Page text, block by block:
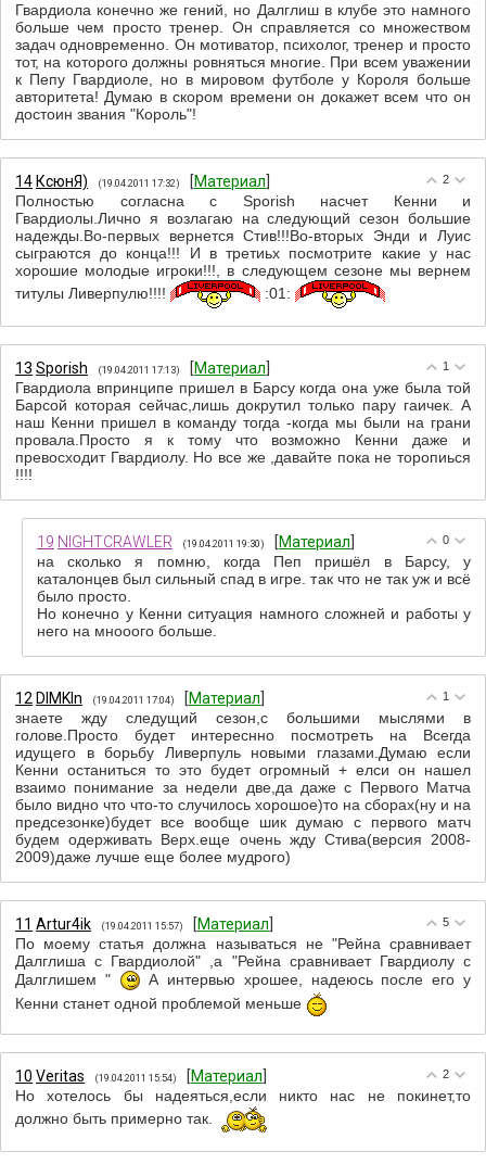
Гвардиола конечно же гений, но Далглиш в клубе это намного
больше чем просто тренер. Он справляется со множеством
задач одновременно. Он мотиватор, психолог, тренер и просто
тот, на которого должны ровняться многие. При всем уважении
к Пепу Гвардиоле, но в мировом футболе у Короля больше
авторитета! Думаю в скором времени он докажет всем что он
достоин звания "Король"!
2
14 КсюнЯ) (19.04.2011 17:32) [Материал
Полностью согласна с Sporish насчет Кенни и
Гвардиолы.Лично я возлагаю на следующий сезон большие
надежды.Во-первых вернется Стив!!!Во-вторых Энди и Луис
сыграются до конца!!! И в третиьх посмотрите какие у нас
хорошие молодые игроки!!!, в следующем сезоне мы вернем
титулы Ливерпулю!!!!
:01:
1
13 Sporish (19.04.2011 17:13) [Материал
Гвардиола впринципе пришел в Барсу когда она уже была той
Барсой которая сейчас,лишь докрутил только пару гаичек. А
наш Кенни пришел в команду тогда -когда мы были на грани
провала.Просто я к тому что возможно Кенни даже и
превосходит Гвардиолу. Но все же ,давайте пока не торопиься
!!!!
0
19 NIGHTCRAWLER (19.04.2011 19:30) [Материал
на сколько я помню, когда Пеп пришёл в Барсу, у
каталонцев был сильный спад в игре. так что не так уж и всё
было просто.
Но конечно у Кенни ситуация намного сложней и работы у
него на мнооого больше.
1
12 DIMKIn (19.04.2011 17:04) [Материал
знаете жду следущий сезон,с большими мыслями в
голове.Просто будет интереснно посмотреть на Всегда
идущего в борьбу Ливерпуль новыми глазами.Думаю если
Кенни останиться то это будет огромный + елси он нашел
взаимо понимание за недели две,да даже с Первого Матча
было видно что что-то случилось хорошое)то на сборах(ну и на
предсезонке)будет все вообще шик думаю с первого матч
будем одерживать Верх.еще очень жду Стива(версия 2008-
2009)даже лучше еще более мудрого)
5
11 Artur4ik (19.04.2011 15:57) [Материал
По моему статья должна называться не "Рейна сравнивает
Далглиша с Гвардиолой" ,а "Рейна сравнивает Гвардиолу с
Далглишем "
А интервью хрошее, надеюсь после его у
Кенни станет одной проблемой меньше
2
10 Veritas (19.04.2011 15:54) [Материал
Но хотелось бы надеяться,если никто нас не покинет,то
должно быть примерно так.